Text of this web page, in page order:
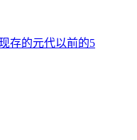
存的元代以前的5